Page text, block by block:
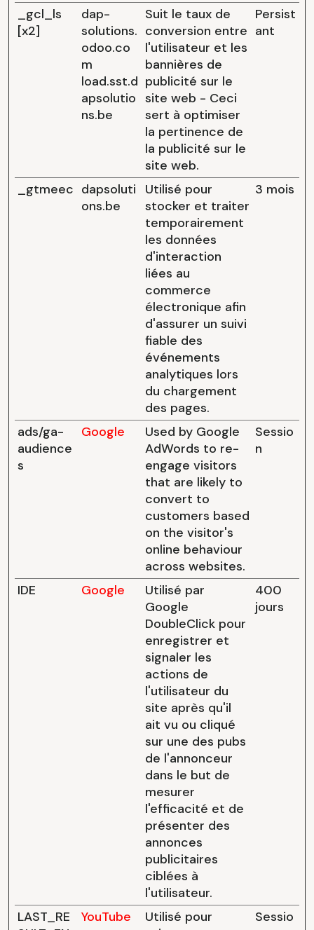
_gcl_ls
[x2]
dap-
solutions.
odoo.co
m
load.sst.d
apsolutio
ns.be
Suit le taux de
conversion entre
l'utilisateur et les
bannières de
publicité sur le
site web - Ceci
sert à optimiser
la pertinence de
la publicité sur le
site web.
Persist
ant
_gtmeec dapsoluti
ons.be
Utilisé pour
stocker et traiter
temporairement
les données
d'interaction
liées au
commerce
électronique afin
d'assurer un suivi
fiable des
événements
analytiques lors
du chargement
des pages.
3 mois
ads/ga-
audience
s
Google
Used by Google
AdWords to re-
engage visitors
that are likely to
convert to
customers based
on the visitor's
online behaviour
across websites.
Sessio
n
IDE Google
Utilisé par
Google
DoubleClick pour
enregistrer et
signaler les
actions de
l'utilisateur du
site après qu'il
ait vu ou cliqué
sur une des pubs
de l'annonceur
dans le but de
mesurer
l'efficacité et de
présenter des
annonces
publicitaires
ciblées à
l'utilisateur.
400
jours
LAST_RE
YouTube
Utilisé pour
Sessio